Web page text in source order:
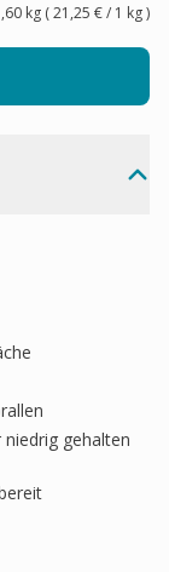
gehalten
kg(21,25 €/ 1 kg)